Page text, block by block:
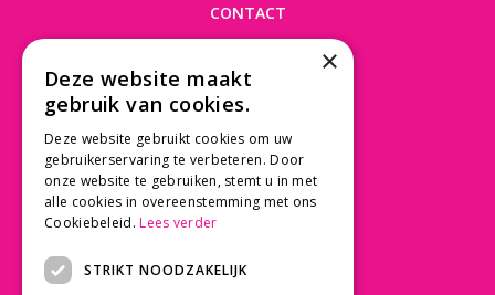
CONTACT
3997 MK 't Goy
030 - 60 11 365
info@tuincentrumdebruijn.nl
Betaalinformatie
×
Deze website maakt
gebruik van cookies.
Deze website gebruikt cookies om uw
gebruikerservaring te verbeteren. Door
onze website te gebruiken, stemt u in met
alle cookies in overeenstemming met ons
Cookiebeleid. Lees verder
STRIKT NOODZAKELIJK